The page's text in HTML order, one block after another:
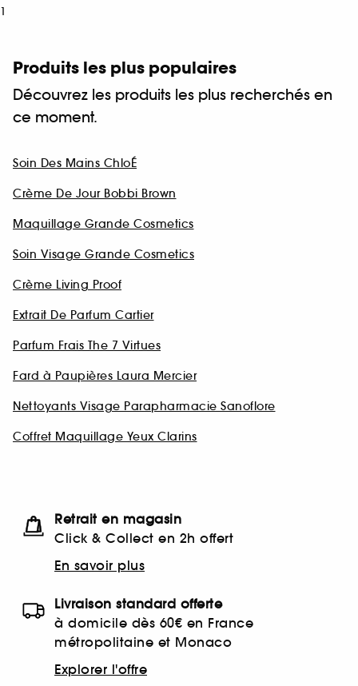
1
Produits les plus populaires
Découvrez les produits les plus recherchés en
ce moment.
Soin Des Mains ChloÉ
Crème De Jour Bobbi Brown
Maquillage Grande Cosmetics
Soin Visage Grande Cosmetics
Crème Living Proof
Extrait De Parfum Cartier
Parfum Frais The 7 Virtues
Fard à Paupières Laura Mercier
Nettoyants Visage Parapharmacie Sanoflore
Coffret Maquillage Yeux Clarins
Retrait en magasin
Click & Collect en 2h offert
En savoir plus
Livraison standard offerte
à domicile dès 60€ en France
métropolitaine et Monaco
Explorer l'offre